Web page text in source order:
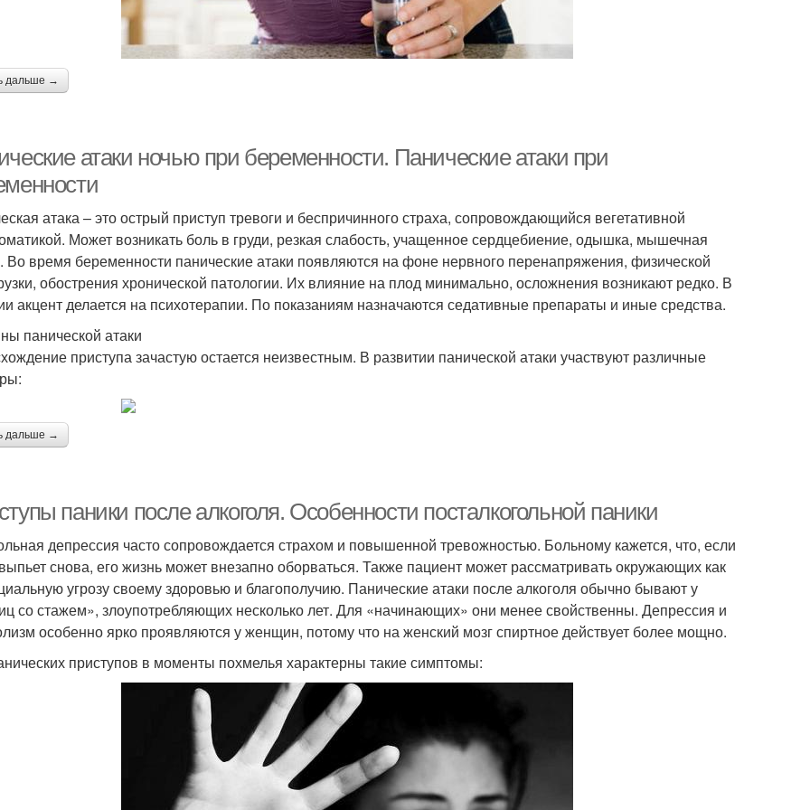
дальше →
атаки ночью при беременности. Панические атаки при
атака – это острый приступ тревоги и беспричинного страха, сопровождающийся вегетативной
Может возникать боль в груди, резкая слабость, учащенное сердцебиение, одышка, мышечная
Во время беременности панические атаки появляются на фоне нервного перенапряжения, физической
обострения хронической патологии. Их влияние на плод минимально, осложнения возникают редко. В
акцент делается на психотерапии. По показаниям назначаются седативные препараты и иные средства.
панической атаки
приступа зачастую остается неизвестным. В развитии панической атаки участвуют различные
дальше →
паники после алкоголя. Особенности посталкогольной паники
депрессия часто сопровождается страхом и повышенной тревожностью. Больному кажется, что, если
снова, его жизнь может внезапно оборваться. Также пациент может рассматривать окружающих как
угрозу своему здоровью и благополучию. Панические атаки после алкоголя обычно бывают у
со стажем», злоупотребляющих несколько лет. Для «начинающих» они менее свойственны. Депрессия и
особенно ярко проявляются у женщин, потому что на женский мозг спиртное действует более мощно.
приступов в моменты похмелья характерны такие симптомы: